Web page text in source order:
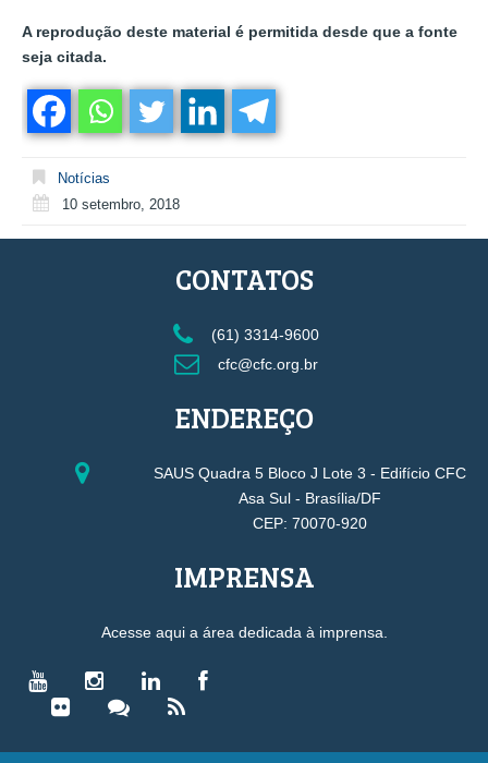
A reprodução deste material é permitida desde que a fonte
seja citada.
Notícias
10 setembro, 2018
CONTATOS
(61) 3314-9600
cfc@cfc.org.br
ENDEREÇO
SAUS Quadra 5 Bloco J Lote 3 - Edifício CFC
Asa Sul - Brasília/DF
CEP: 70070-920
IMPRENSA
Acesse aqui a área dedicada à imprensa.